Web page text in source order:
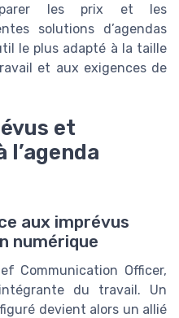
les prix et les
solutions d’agendas
le plus adapté à la taille
et aux exigences de
et
aux imprévus
numérique
Communication Officer,
du travail. Un
devient alors un allié